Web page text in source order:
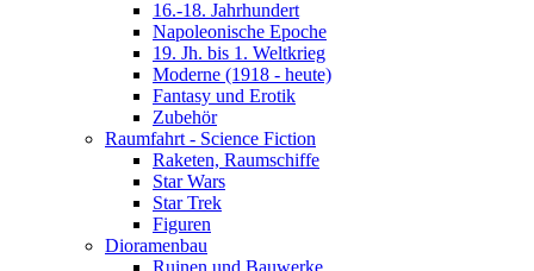
16.-18. Jahrhundert
Napoleonische Epoche
19. Jh. bis 1. Weltkrieg
Moderne (1918 - heute)
Fantasy und Erotik
Zubehör
Raumfahrt - Science Fiction
Raketen, Raumschiffe
Star Wars
Star Trek
Figuren
Dioramenbau
Ruinen und Bauwerke